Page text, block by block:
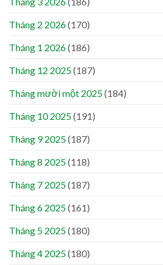
Tháng 2 2026(170)
Tháng 1 2026(186)
Tháng 12 2025(187)
Tháng mười một 2025(184)
Tháng 10 2025(191)
Tháng 9 2025(187)
Tháng 8 2025(118)
Tháng 7 2025(187)
Tháng 6 2025(161)
Tháng 5 2025(180)
Tháng 4 2025(180)